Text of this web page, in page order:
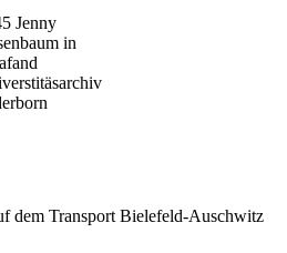
Jenny
in
dem Transport Bielefeld-Auschwitz